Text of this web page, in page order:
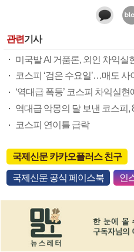
관련기사
미국발 AI 거품론, 외인 차익
코스피 ‘검은 수요일’…매도
‘역대급 폭등’ 코스피 차익실현
역대급 악몽의 달 보낸 코스
코스피 연이틀 급락
국제신문 카카오플러스 친구
국제신문 공식 페이스북 인